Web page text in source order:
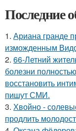
Последние
1. Ариана гранде
изможденным
2. 66-Летний
болезни
восстановить
пишут СМИ.
3. Хвойно -
продлить